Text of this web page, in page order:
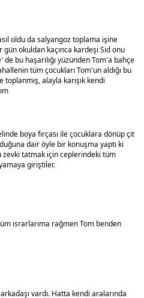
okuldan kaçınca kardeşi Sid onu
bu haşarılığı yüzünden Tom'a bahçe
tüm çocukları Tom'un aldığı bu
alayla karışık kendi
dair öyle bir konuşma yaptı ki
zevki tatmak için ceplerindeki tüm
giriştiler.